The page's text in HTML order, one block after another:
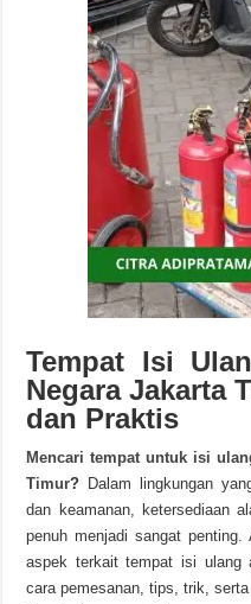
Tempat Isi
Negara Jakarta
dan Praktis
Mencari tempat untuk isi
Timur? Dalam lingkungan
dan keamanan, ketersediaan
penuh menjadi sangat
aspek terkait tempat isi
cara pemesanan, tips, trik,